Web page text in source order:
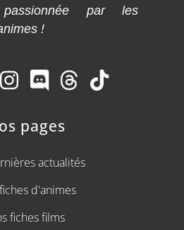
passionnée par les
!
pages
actualités
d'animes
fiches films